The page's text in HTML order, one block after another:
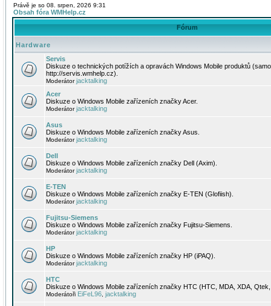
Právě je so 08. srpen, 2026 9:31
Obsah fóra WMHelp.cz
Fórum
Hardware
Servis
Diskuze o technických potížích a opravách Windows Mobile produktů
http://servis.wmhelp.cz).
Moderátorjacktalking
Acer
Diskuze o Windows Mobile zařízeních značky Acer.
Moderátorjacktalking
Asus
Diskuze o Windows Mobile zařízeních značky Asus.
Moderátorjacktalking
Dell
Diskuze o Windows Mobile zařízeních značky Dell (Axim).
Moderátorjacktalking
E-TEN
Diskuze o Windows Mobile zařízeních značky E-TEN (Glofiish).
Moderátorjacktalking
Fujitsu-Siemens
Diskuze o Windows Mobile zařízeních značky Fujitsu-Siemens.
Moderátorjacktalking
HP
Diskuze o Windows Mobile zařízeních značky HP (iPAQ).
Moderátorjacktalking
HTC
Diskuze o Windows Mobile zařízeních značky HTC (HTC, MDA, XDA,
Moderátoři EiFeL96 jacktalking